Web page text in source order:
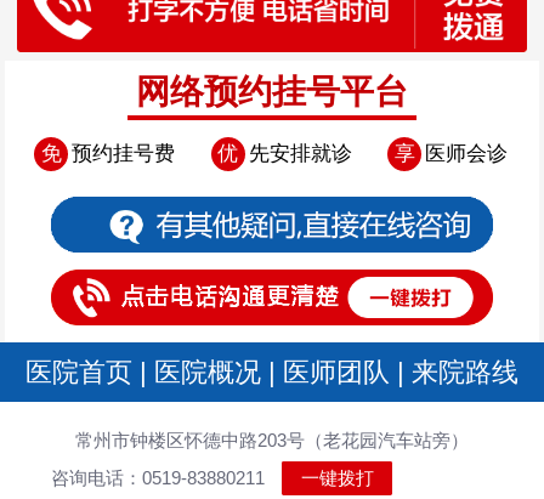
网络预约挂号平台
免 预约挂号费 优 先安排就诊 享 医师会诊
医院首页 | 医院概况 | 医师团队 | 来院路线
常州市钟楼区怀德中路203号（老花园汽车站旁）
咨询电话：0519-83880211
一键拨打